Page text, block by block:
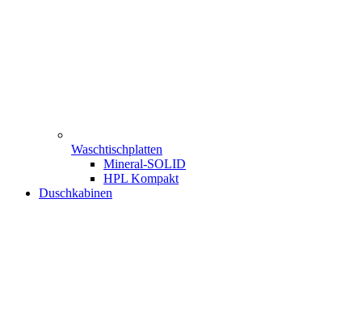
Waschtischplatten
Mineral-SOLID
HPL Kompakt
Duschkabinen